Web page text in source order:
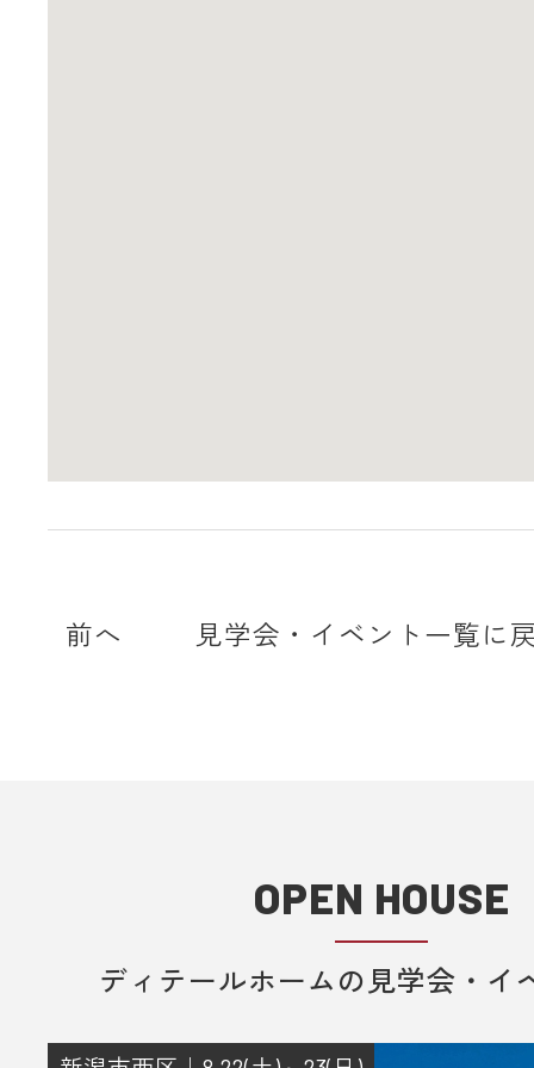
前へ 見学会・イベント一覧に
OPEN HOUSE
ディテールホームの見学会・イ